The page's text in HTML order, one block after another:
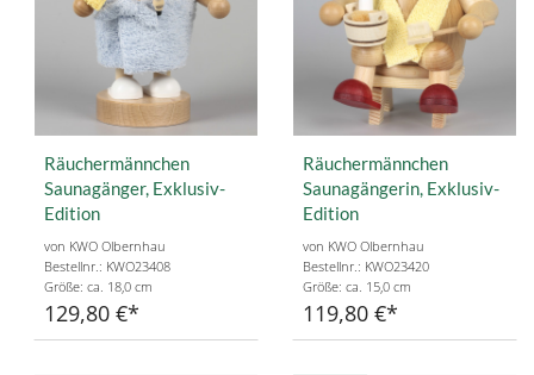
Räuchermännchen
Saunagänger, Exklusiv-
Edition
von KWO Olbernhau
Bestellnr.: KWO23408
Größe: ca. 18,0 cm
129,80 €
Räuchermännchen
Saunagängerin, Exklusiv-
Edition
von KWO Olbernhau
Bestellnr.: KWO23420
Größe: ca. 15,0 cm
119,80 €